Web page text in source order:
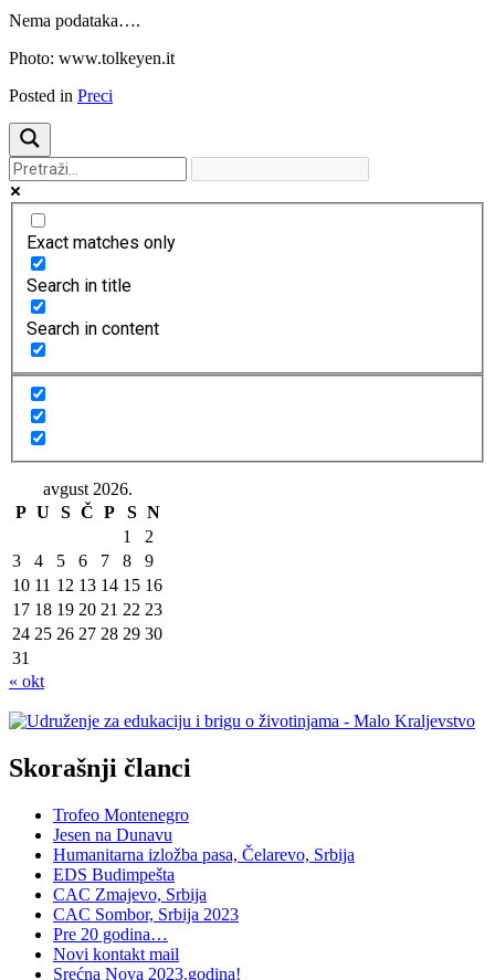
Nema podataka….
Photo: www.tolkeyen.it
Posted in Preci
Exact matches only
Search in title
Search in content
avgust 2026.
P U S Č P S N
1
2
3
4 5 6 7 8
9
10 11 12 13 14 15 16
17 18 19 20 21 22 23
24 25 26 27 28 29 30
31
« okt
Skorašnji članci
Trofeo Montenegro
Jesen na Dunavu
Humanitarna izložba pasa, Čelarevo, Srbija
EDS Budimpešta
CAC Zmajevo, Srbija
CAC Sombor, Srbija 2023
Pre 20 godina…
Novi kontakt mail
Srećna Nova 2023.godina!